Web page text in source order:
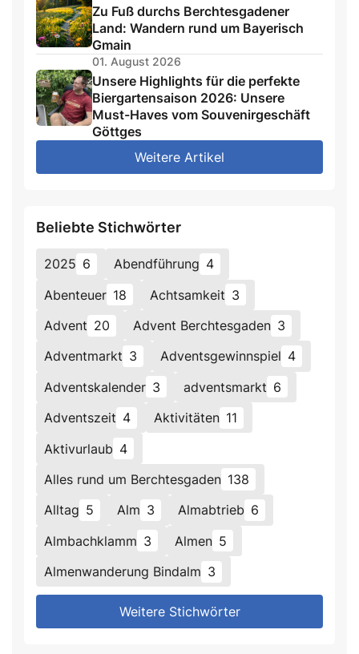
Zu Fuß durchs Berchtesgadener
Land: Wandern rund um Bayerisch
Gmain
01. August 2026
Unsere Highlights für die perfekte
Biergartensaison 2026: Unsere
Must-Haves vom Souvenirgeschäft
Göttges
Weitere Artikel
Beliebte Stichwörter
2025 6 Abendführung 4
Abenteuer 18 Achtsamkeit 3
Advent 20 Advent Berchtesgaden 3
Adventmarkt 3 Adventsgewinnspiel 4
Adventskalender 3 adventsmarkt 6
Adventszeit 4 Aktivitäten 11
Aktivurlaub 4
Alles rund um Berchtesgaden 138
Alltag 5 Alm 3 Almabtrieb 6
Almbachklamm 3 Almen 5
Almenwanderung Bindalm 3
Weitere Stichwörter